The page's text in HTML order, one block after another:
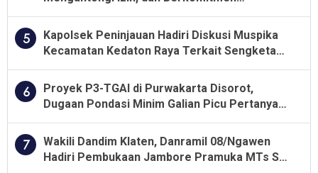
5
Kapolsek Peninjauan Hadiri Diskusi Muspika
Kecamatan Kedaton Raya Terkait Sengketa
6
Proyek P3-TGAI di Purwakarta Disorot,
Dugaan Pondasi Minim Galian Picu Pertanyaan
7
Wakili Dandim Klaten, Danramil 08/Ngawen
Hadiri Pembukaan Jambore Pramuka MTs Se-